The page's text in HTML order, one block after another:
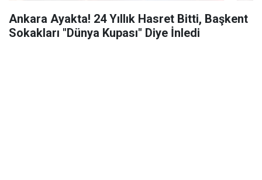
Ankara Ayakta! 24 Yıllık Hasret Bitti, Başkent
Sokakları "Dünya Kupası" Diye İnledi